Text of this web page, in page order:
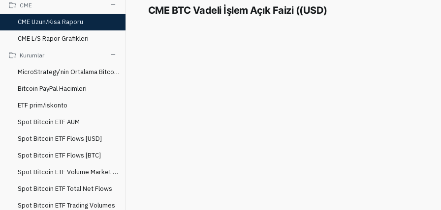
CME
CME Uzun/Kısa Raporu
CME L/S Rapor Grafikleri
Kurumlar
MicroStrategy'nin Ortalama Bitcoin Maliyeti
Bitcoin PayPal Hacimleri
ETF prim/iskonto
Spot Bitcoin ETF AUM
Spot Bitcoin ETF Flows [USD]
Spot Bitcoin ETF Flows [BTC]
Spot Bitcoin ETF Volume Market Share
Spot Bitcoin ETF Total Net Flows
Spot Bitcoin ETF Trading Volumes
CME BTC Vadeli İşlem Açık Faizi ((USD)